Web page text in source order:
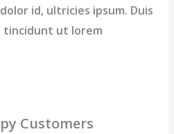
dolor id, ultricies ipsum.
ipsum, tincidunt ut lorem.
Happy Customers